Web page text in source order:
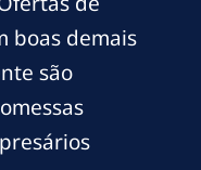
boas demais
são